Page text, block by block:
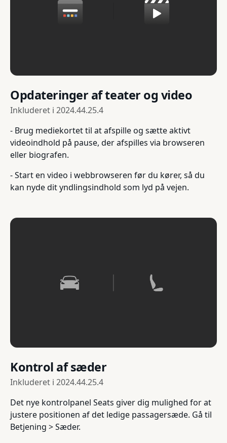
Opdateringer af teater og video
Inkluderet i 2024.44.25.4
- Brug mediekortet til at afspille og sætte aktivt
videoindhold på pause, der afspilles via browseren
eller biografen.
- Start en video i webbrowseren før du kører, så du
kan nyde dit yndlingsindhold som lyd på vejen.
Kontrol af sæder
Inkluderet i 2024.44.25.4
Det nye kontrolpanel Seats giver dig mulighed for at
justere positionen af det ledige passagersæde. Gå til
Betjening > Sæder.